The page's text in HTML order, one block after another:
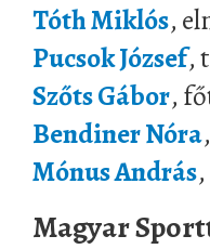
Tóth Miklós,
Pucsok József,
Szőts Gábor,
Bendiner Nóra
Mónus András
Magyar